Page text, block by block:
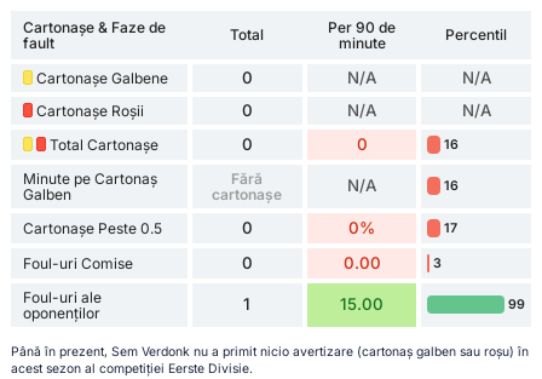
Cartonașe & Faze de
fault
Total
Per 90 de
minute
Percentil
Cartonașe Galbene 0 N/A N/A
Cartonașe Roșii 0 N/A N/A
Total Cartonașe 0 0 16
Minute pe Cartonaș
Galben
Fără
cartonașe
N/A 16
Cartonașe Peste 0.5 0 0% 17
Foul-uri Comise 0 0.00 3
Foul-uri ale
oponenților
1 15.00 99
Până în prezent, Sem Verdonk nu a primit nicio avertizare (cartonaș galben sau roșu) în
acest sezon al competiției Eerste Divisie.